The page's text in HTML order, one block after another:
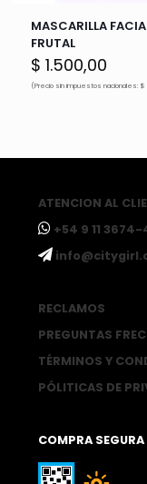
MASCARILLA
FRUTAL
$ 1.500,00
(Precio sin impuestos nacionales: $
ATENCION AL
ㅤ+54 9 11
ㅤ
RECLAMOS
PREGUNTAS
TÉRMINOS Y
PÓLITICAS DE
COMPRA SEGURA